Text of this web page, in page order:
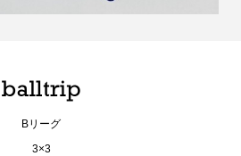
Bリーグ
3×3